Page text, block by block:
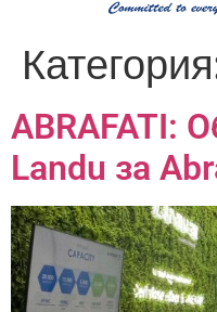
ABRAFATI:
Landu за